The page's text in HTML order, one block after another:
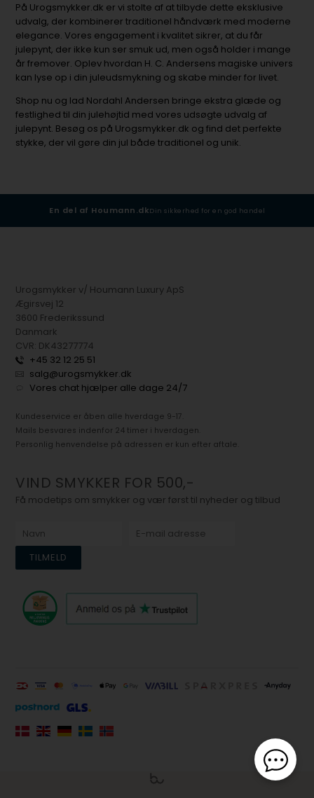
På Urogsmykker.dk er vi stolte af at tilbyde dette eksklusive
udvalg, der kombinerer traditionel håndværk med moderne
elegance. Vores engagement i kvalitet sikrer, at du får
julepynt, der ikke kun ser smuk ud, men også holder i mange
år fremover. Oplev hvordan H. C. Andersens magiske univers
kan lyse op i din juleudsmykning og skabe minder for livet.
Shop nu og lad Nordahl Andersen bringe ekstra glæde og
festlighed til din julehøjtid med vores udsøgte udvalg af
julepynt. Besøg os på Urogsmykker.dk og find det perfekte
stykke, der vil gøre din jul både traditionel og unik.
En del af Houmann.dkDin sikkerhed for en god handel
Urogsmykker v/ Houmann Luxury ApS
Ægirsvej 12
3600 Frederikssund
Danmark
CVR: DK43277774
+45 32 12 25 51
salg@urogsmykker.dk
Vores chat hjælper alle dage 24/7
Kundeservice er åben alle hverdage 9-17.
Mails besvares indenfor 24 timer i hverdagen.
Personlig henvendelse på adressen er kun efter aftale.
VIND SMYKKER FOR 500,-
Få modetips om smykker og vær først til nyheder og tilbud